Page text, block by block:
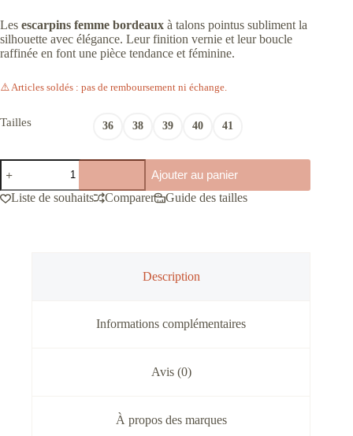
Les escarpins femme bordeaux à talons pointus subliment la
silhouette avec élégance. Leur finition vernie et leur boucle
raffinée en font une pièce tendance et féminine.
⚠️ Articles soldés : pas de remboursement ni échange.
Tailles 36 38 39 40 41
quantité
de
Escarpins
à
Ajouter au panier
Liste de souhaits
Comparer Guide des tailles
Description
Informations complémentaires
Avis (0)
À propos des marques